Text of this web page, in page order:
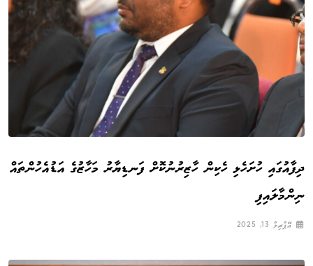
ދިފާއުގައި ހުށަހެޅި ހެކިން ހާޒިރުނުކޮށް ފަނޑިޔާރު މަހާޒުގެ އަޑުއެހުންތައް
ނިންމާލައިފި
އޭޕްރިލް 13, 2025